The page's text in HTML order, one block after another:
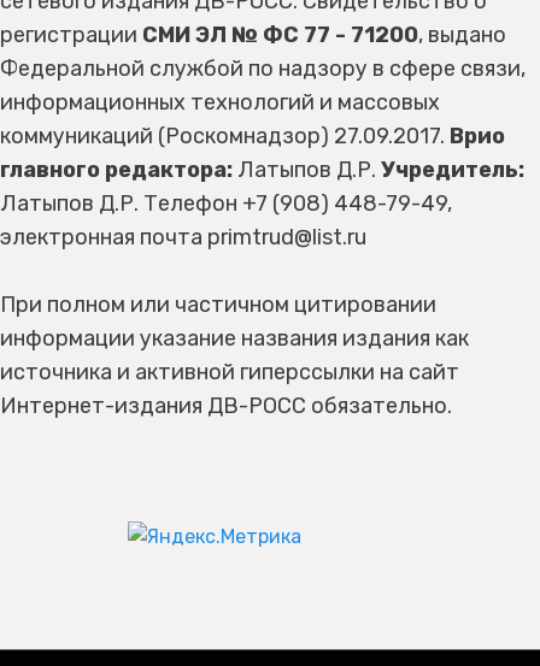
регистрации СМИ ЭЛ № ФС 77 - 71200, выдано
Федеральной службой по надзору в сфере связи,
информационных технологий и массовых
коммуникаций (Роскомнадзор) 27.09.2017. Врио
главного редактора: Латыпов Д.Р. Учредитель:
Латыпов Д.Р. Телефон +7 (908) 448-79-49,
электронная почта primtrud@list.ru
При полном или частичном цитировании
информации указание названия издания как
источника и активной гиперссылки на сайт
Интернет-издания ДВ-РОСС обязательно.